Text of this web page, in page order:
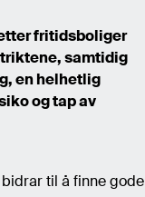
fritidsboliger
samtidig
en helhetlig
og tap av
til å finne gode